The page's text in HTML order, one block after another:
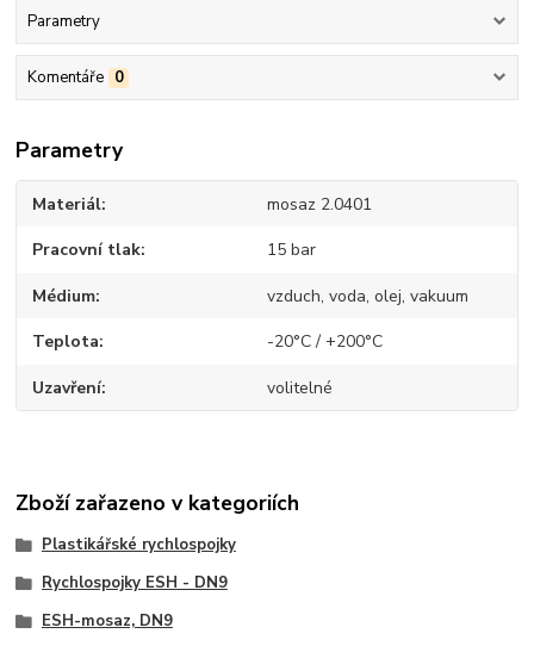
Parametry
Komentáře 0
Parametry
Materiál mosaz 2.0401
Pracovní tlak 15 bar
Médium vzduch, voda, olej, vakuum
Teplota -20°C / +200°C
Uzavření volitelné
Zboží zařazeno v kategoriích
Plastikářské rychlospojky
Rychlospojky ESH - DN9
ESH-mosaz, DN9